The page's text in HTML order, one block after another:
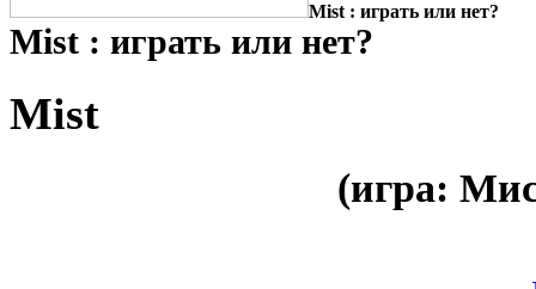
Mist : играть или нет?
Mist : играть или нет?
Mist
(игра: